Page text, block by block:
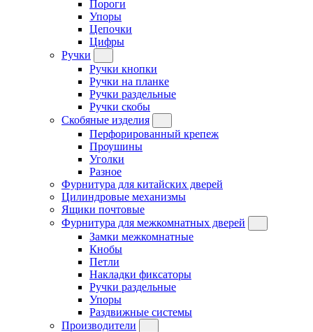
Пороги
Упоры
Цепочки
Цифры
Ручки
Ручки кнопки
Ручки на планке
Ручки раздельные
Ручки скобы
Скобяные изделия
Перфорированный крепеж
Проушины
Уголки
Разное
Фурнитура для китайских дверей
Цилиндровые механизмы
Ящики почтовые
Фурнитура для межкомнатных дверей
Замки межкомнатные
Кнобы
Петли
Накладки фиксаторы
Ручки раздельные
Упоры
Раздвижные системы
Производители